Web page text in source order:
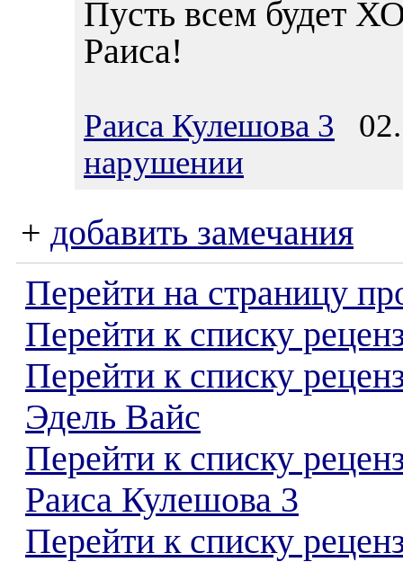
Пусть всем будет
Раиса!
Раиса Кулешова 3
нарушении
+ добавить замечания
Перейти на страницу
Перейти к списку
Перейти к списку
Эдель Вайс
Перейти к списку
Раиса Кулешова 3
Перейти к списку